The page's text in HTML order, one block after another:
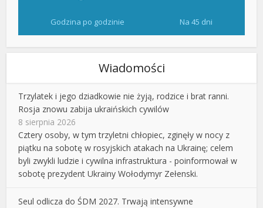
Godzina po godzinie Na 45 dni
Wiadomości
Trzylatek i jego dziadkowie nie żyją, rodzice i brat ranni.
Rosja znowu zabija ukraińskich cywilów
8 sierpnia 2026
Cztery osoby, w tym trzyletni chłopiec, zginęły w nocy z
piątku na sobotę w rosyjskich atakach na Ukrainę; celem
byli zwykli ludzie i cywilna infrastruktura - poinformował w
sobotę prezydent Ukrainy Wołodymyr Zełenski.
Seul odlicza do ŚDM 2027. Trwają intensywne